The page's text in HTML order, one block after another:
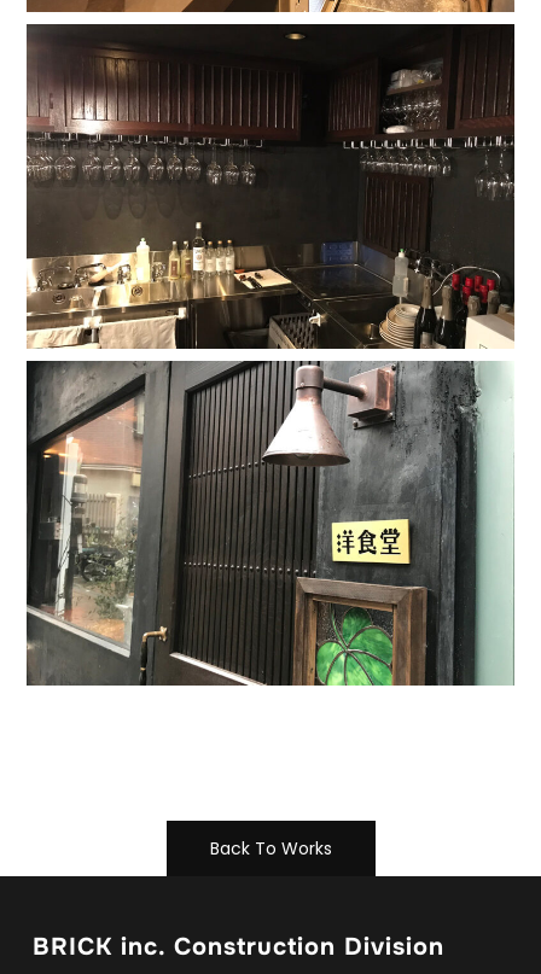
Back To Works
BRICK inc. Construction Division